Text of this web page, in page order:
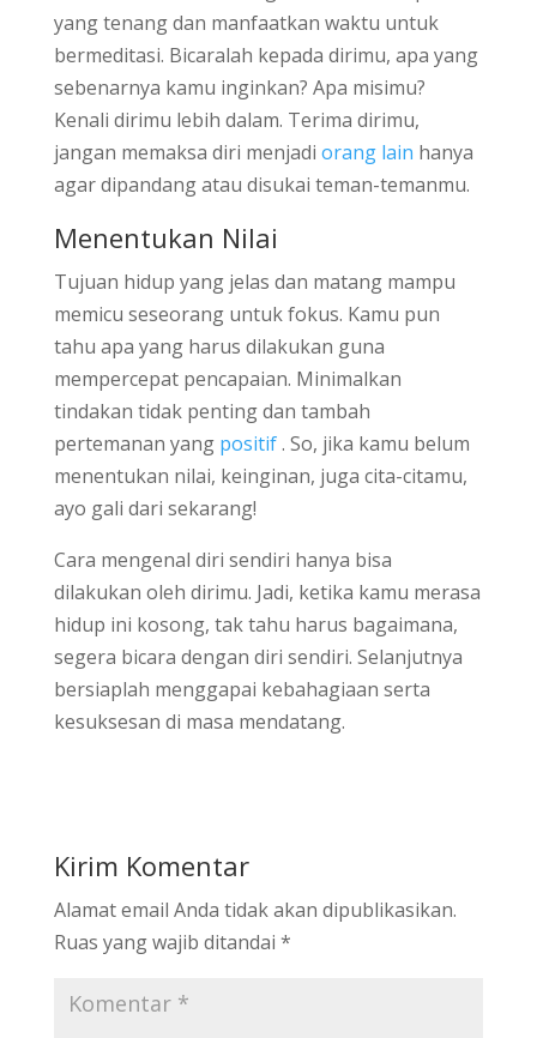
yang tenang dan manfaatkan waktu untuk
bermeditasi. Bicaralah kepada dirimu, apa yang
sebenarnya kamu inginkan? Apa misimu?
Kenali dirimu lebih dalam. Terima dirimu,
jangan memaksa diri menjadi orang lain hanya
agar dipandang atau disukai teman-temanmu.
Menentukan Nilai
Tujuan hidup yang jelas dan matang mampu
memicu seseorang untuk fokus. Kamu pun
tahu apa yang harus dilakukan guna
mempercepat pencapaian. Minimalkan
tindakan tidak penting dan tambah
pertemanan yang positif. So, jika kamu belum
menentukan nilai, keinginan, juga cita-citamu,
ayo gali dari sekarang!
Cara mengenal diri sendiri hanya bisa
dilakukan oleh dirimu. Jadi, ketika kamu merasa
hidup ini kosong, tak tahu harus bagaimana,
segera bicara dengan diri sendiri. Selanjutnya
bersiaplah menggapai kebahagiaan serta
kesuksesan di masa mendatang.
Kirim Komentar
Alamat email Anda tidak akan dipublikasikan.
Ruas yang wajib ditandai *